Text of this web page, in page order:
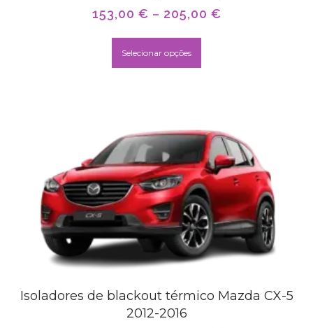
153,00 € – 205,00 €
Selecionar opções
Isoladores de blackout térmico Mazda CX-5
2012-2016